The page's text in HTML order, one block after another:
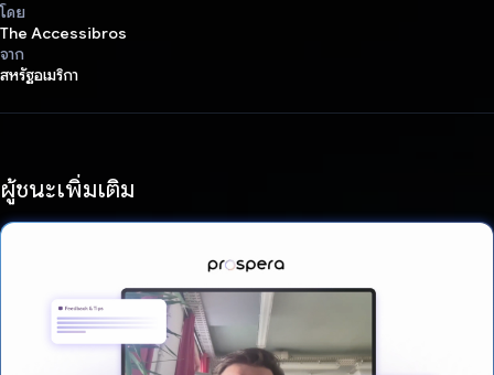
โดย
The Accessibros
จาก
สหรัฐอเมริกา
ผู้ชนะเพิ่มเติม